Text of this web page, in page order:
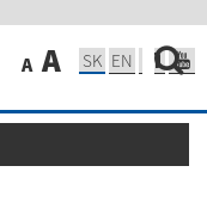
A A SK EN